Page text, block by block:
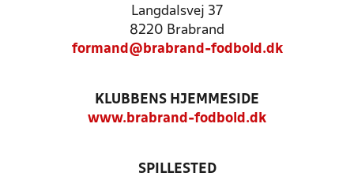
Langdalsvej 37
8220 Brabrand
formand@brabrand-fodbold.dk
KLUBBENS HJEMMESIDE
www.brabrand-fodbold.dk
SPILLESTED